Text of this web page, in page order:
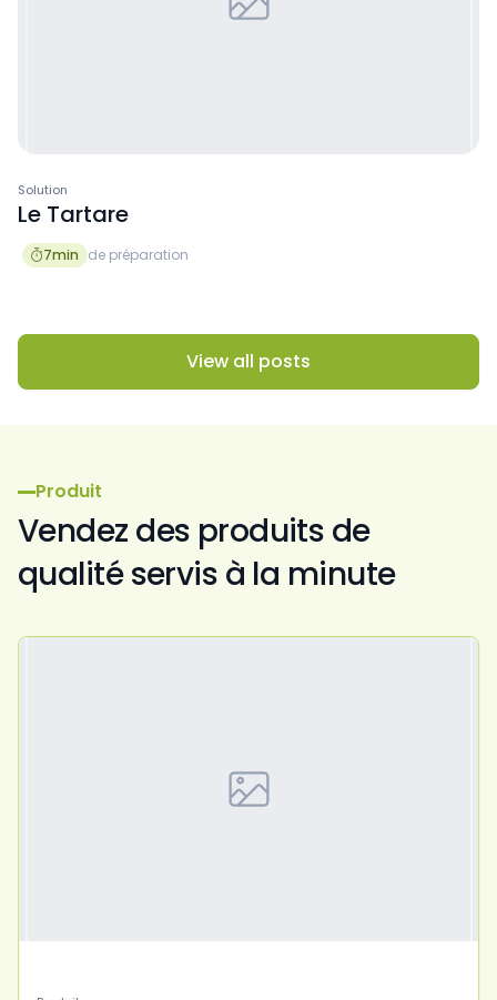
Solution
Le Tartare
7min de préparation
View all posts
Produit
Vendez des produits de
qualité servis à la minute